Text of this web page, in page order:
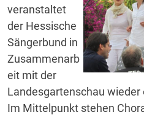
veranstaltet
der Hessische
Sängerbund in
Zusammenarb
eit mit der
Landesgartenschau
Im Mittelpunkt stehen